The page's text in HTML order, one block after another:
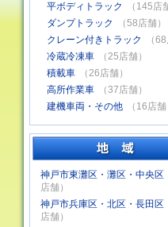
平ボディトラック
（145店
ダンプトラック
（58店舗）
クレーン付きトラック
（
冷蔵冷凍車
（25店舗）
積載車
（26店舗）
高所作業車
（37店舗）
建機車両・その他
（16店舗
神戸市東灘区・灘区・中央区
店舗）
神戸市兵庫区・北区・長田区
店舗）